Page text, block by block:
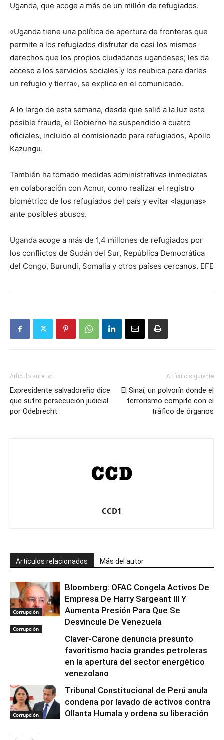
Uganda, que acoge a más de un millón de refugiados.
«Uganda tiene una política de apertura de fronteras que
permite a los refugiados disfrutar de casi los mismos
derechos que los propios ciudadanos ugandeses; les da
acceso a los servicios sociales y los reubica para darles
un refugio y tierra», se explica en el comunicado.
A lo largo de esta semana, desde que salió a la luz este
posible fraude, el Gobierno ha suspendido a cuatro
oficiales, incluido el comisionado para refugiados, Apollo
Kazungu.
También ha tomado medidas administrativas inmediatas
en colaboración con Acnur, como realizar el registro
biométrico de los refugiados del país y evitar «lagunas»
ante posibles abusos.
Uganda acoge a más de 1,4 millones de refugiados por
los conflictos de Sudán del Sur, República Democrática
del Congo, Burundi, Somalia y otros países cercanos. EFE
Artículo anterior
Expresidente salvadoreño dice
que sufre persecución judicial
por Odebrecht
Artículo siguiente
El Sinaí, un polvorín donde el
terrorismo compite con el
tráfico de órganos
CCD1
Artículos relacionados Más del autor
Corrupción
Bloomberg: OFAC Congela Activos De
Empresa De Harry Sargeant III Y
Aumenta Presión Para Que Se
Desvincule De Venezuela
Corrupción
Claver-Carone denuncia presunto
favoritismo hacia grandes petroleras
en la apertura del sector energético
venezolano
Corrupción
Tribunal Constitucional de Perú anula
condena por lavado de activos contra
Ollanta Humala y ordena su liberación